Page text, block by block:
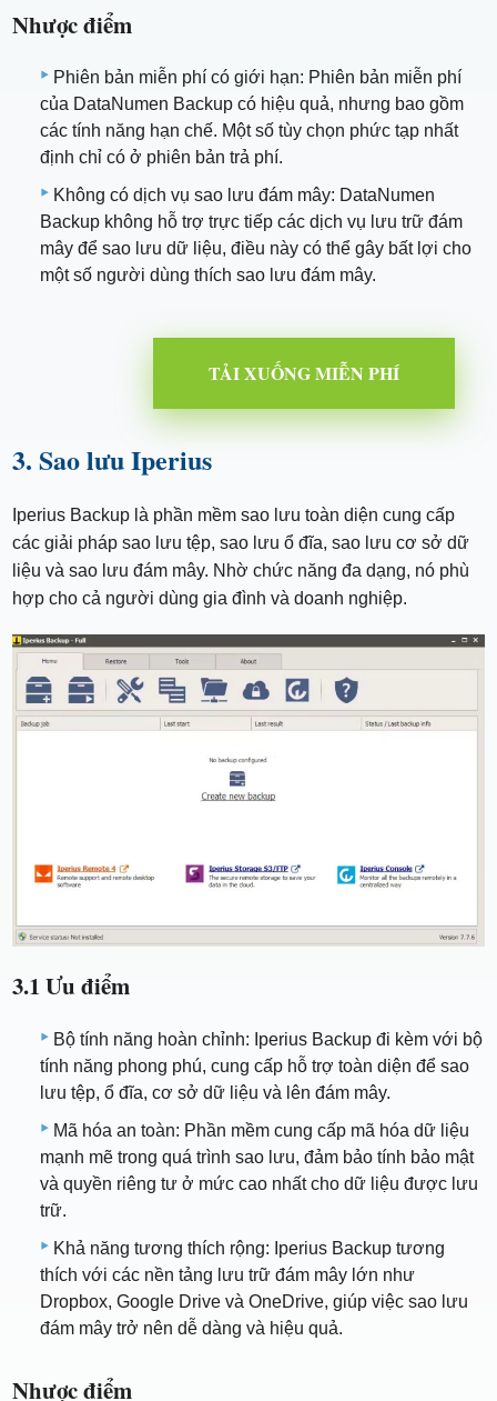
Nhược điểm
Phiên bản miễn phí có giới hạn: Phiên bản miễn phí
của DataNumen Backup có hiệu quả, nhưng bao gồm
các tính năng hạn chế. Một số tùy chọn phức tạp nhất
định chỉ có ở phiên bản trả phí.
Không có dịch vụ sao lưu đám mây: DataNumen
Backup không hỗ trợ trực tiếp các dịch vụ lưu trữ đám
mây để sao lưu dữ liệu, điều này có thể gây bất lợi cho
một số người dùng thích sao lưu đám mây.
TẢI XUỐNG MIỄN PHÍ
3. Sao lưu Iperius
Iperius Backup là phần mềm sao lưu toàn diện cung cấp
các giải pháp sao lưu tệp, sao lưu ổ đĩa, sao lưu cơ sở dữ
liệu và sao lưu đám mây. Nhờ chức năng đa dạng, nó phù
hợp cho cả người dùng gia đình và doanh nghiệp.
3.1 Ưu điểm
Bộ tính năng hoàn chỉnh: Iperius Backup đi kèm với bộ
tính năng phong phú, cung cấp hỗ trợ toàn diện để sao
lưu tệp, ổ đĩa, cơ sở dữ liệu và lên đám mây.
Mã hóa an toàn: Phần mềm cung cấp mã hóa dữ liệu
mạnh mẽ trong quá trình sao lưu, đảm bảo tính bảo mật
và quyền riêng tư ở mức cao nhất cho dữ liệu được lưu
trữ.
Khả năng tương thích rộng: Iperius Backup tương
thích với các nền tảng lưu trữ đám mây lớn như
Dropbox, Google Drive và OneDrive, giúp việc sao lưu
đám mây trở nên dễ dàng và hiệu quả.
Nhược điểm